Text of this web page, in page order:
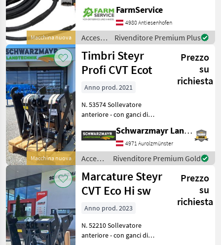
Macchina nuova
250 bar Durchflussmenge
maximal 80 l/min
Rücklaufdruck maximal 25
bar
FarmService
4980 Antiesenhofen
Accessori
per
trattore
/
Sonstige
Rivenditore Premium Plus
Macchina nuova
Timbri Steyr
Profi CVT Ecot
Prezzo
su
richiesta
Anno prod. 2021
N. 53574 Sollevatore
anteriore - con ganci di
pulsante di comando con
limitatore di corsa - con
braccio superiore anteriore
- con cilindro di
Schwarzmayr Landtechnik GmbH - Aurolzmünster
4971 Aurolzmünster
Accessori
per
trattore
/
Stemplinger
Rivenditore Premium Gold
Marcature Steyr
CVT Eco Hi sw
Prezzo
su
richiesta
Anno prod. 2023
N. 52210 Sollevatore
anteriore - con ganci di